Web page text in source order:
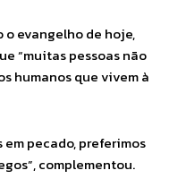
o evangelho de hoje,
“muitas pessoas não
humanos que vivem à
em pecado, preferimos
complementou.